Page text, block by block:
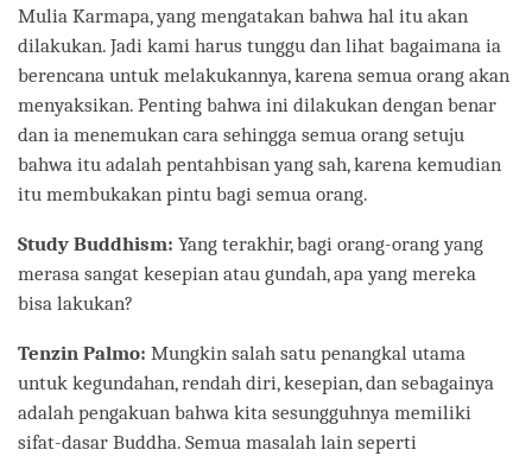
Mulia Karmapa, yang mengatakan bahwa hal itu akan
dilakukan. Jadi kami harus tunggu dan lihat bagaimana ia
berencana untuk melakukannya, karena semua orang akan
menyaksikan. Penting bahwa ini dilakukan dengan benar
dan ia menemukan cara sehingga semua orang setuju
bahwa itu adalah pentahbisan yang sah, karena kemudian
itu membukakan pintu bagi semua orang.
Study Buddhism: Yang terakhir, bagi orang-orang yang
merasa sangat kesepian atau gundah, apa yang mereka
bisa lakukan?
Tenzin Palmo: Mungkin salah satu penangkal utama
untuk kegundahan, rendah diri, kesepian, dan sebagainya
adalah pengakuan bahwa kita sesungguhnya memiliki
sifat-dasar Buddha. Semua masalah lain seperti